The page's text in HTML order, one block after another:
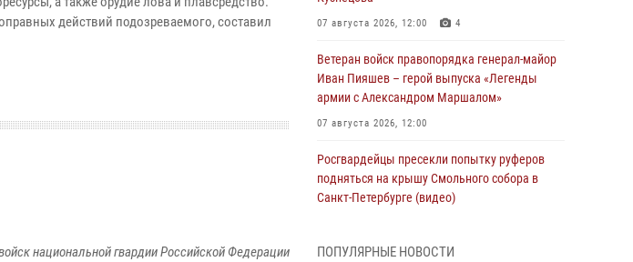
действий подозреваемого, составил
национальной гвардии Российской Федерации
07 августа 2026, 12:00 4
Ветеран войск правопорядка генерал-майор
Иван Пияшев – герой выпуска «Легенды
армии с Александром Маршалом»
07 августа 2026, 12:00
Росгвардейцы пресекли попытку руферов
подняться на крышу Смольного собора в
Санкт-Петербурге (видео)
ПОПУЛЯРНЫЕ НОВОСТИ